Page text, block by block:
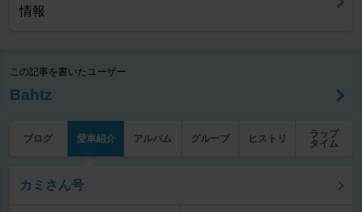
情報
この記事を書いたユーザー
Bahtz
ブログ 愛車紹介 アルバム グループ ヒストリ
ラップ
タイム
カミさん号